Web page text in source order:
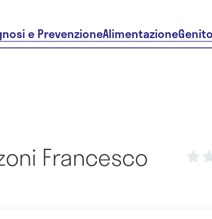
e PrevenzioneAlimentazione
Francesco